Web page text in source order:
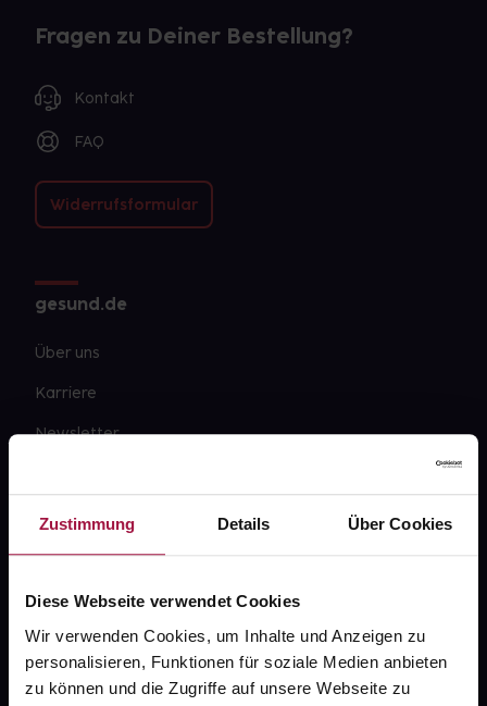
Zustimmung Details Über Cookies
Diese Webseite verwendet Cookies
Wir verwenden Cookies, um Inhalte und Anzeigen zu
personalisieren, Funktionen für soziale Medien anbieten
zu können und die Zugriffe auf unsere Webseite zu
Fragen zu Deiner Bestellung?
Kontakt
FAQ
Widerrufsformular
gesund.de
Über uns
Karriere
Newsletter
PAYBACK
gesund-versorger.de
Sanitätshäuser
Datenschutz